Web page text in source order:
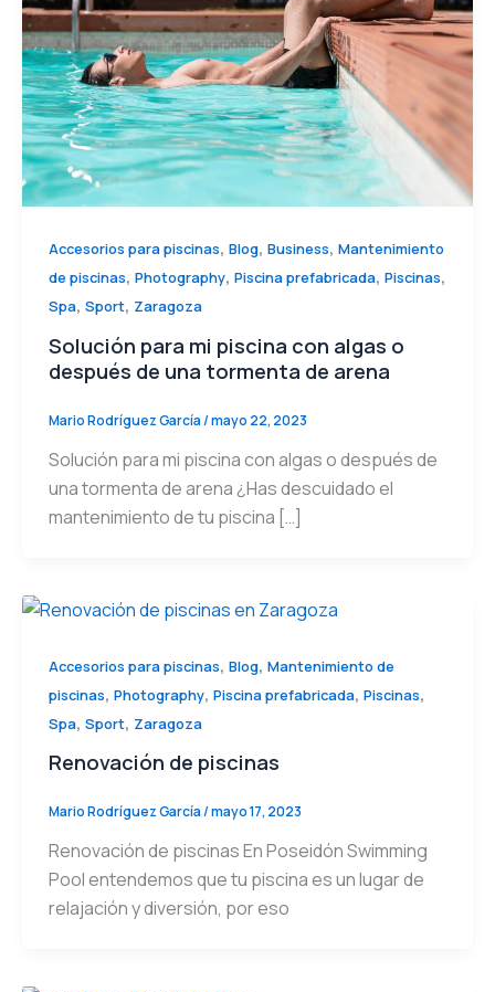
Accesorios para piscinas, Blog, Business, Mantenimiento
de piscinas, Photography, Piscina prefabricada, Piscinas,
Spa, Sport, Zaragoza
Solución para mi piscina con algas o
después de una tormenta de arena
Mario Rodríguez García/mayo 22, 2023
Solución para mi piscina con algas o después de
una tormenta de arena ¿Has descuidado el
mantenimiento de tu piscina […]
Accesorios para piscinas, Blog, Mantenimiento de
piscinas, Photography, Piscina prefabricada, Piscinas,
Spa, Sport, Zaragoza
Renovación de piscinas
Mario Rodríguez García/mayo 17, 2023
Renovación de piscinas En Poseidón Swimming
Pool entendemos que tu piscina es un lugar de
relajación y diversión, por eso